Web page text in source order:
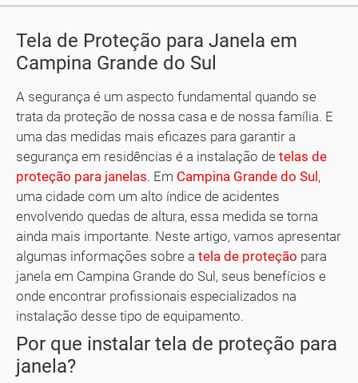
Tela de Proteção para Janela em
Campina Grande do Sul
A segurança é um aspecto fundamental quando se
trata da proteção de nossa casa e de nossa família. E
uma das medidas mais eficazes para garantir a
segurança em residências é a instalação de telas de
proteção para janelas. Em Campina Grande do Sul ,
uma cidade com um alto índice de acidentes
envolvendo quedas de altura, essa medida se torna
ainda mais importante. Neste artigo, vamos apresentar
algumas informações sobre a tela de proteção para
janela em Campina Grande do Sul, seus benefícios e
onde encontrar profissionais especializados na
instalação desse tipo de equipamento.
Por que instalar tela de proteção para
janela?